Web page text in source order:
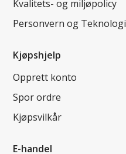
Kvalitets- og miljøpolicy
Personvern og Teknologi
Kjøpshjelp
Opprett konto
Spor ordre
Kjøpsvilkår
E-handel